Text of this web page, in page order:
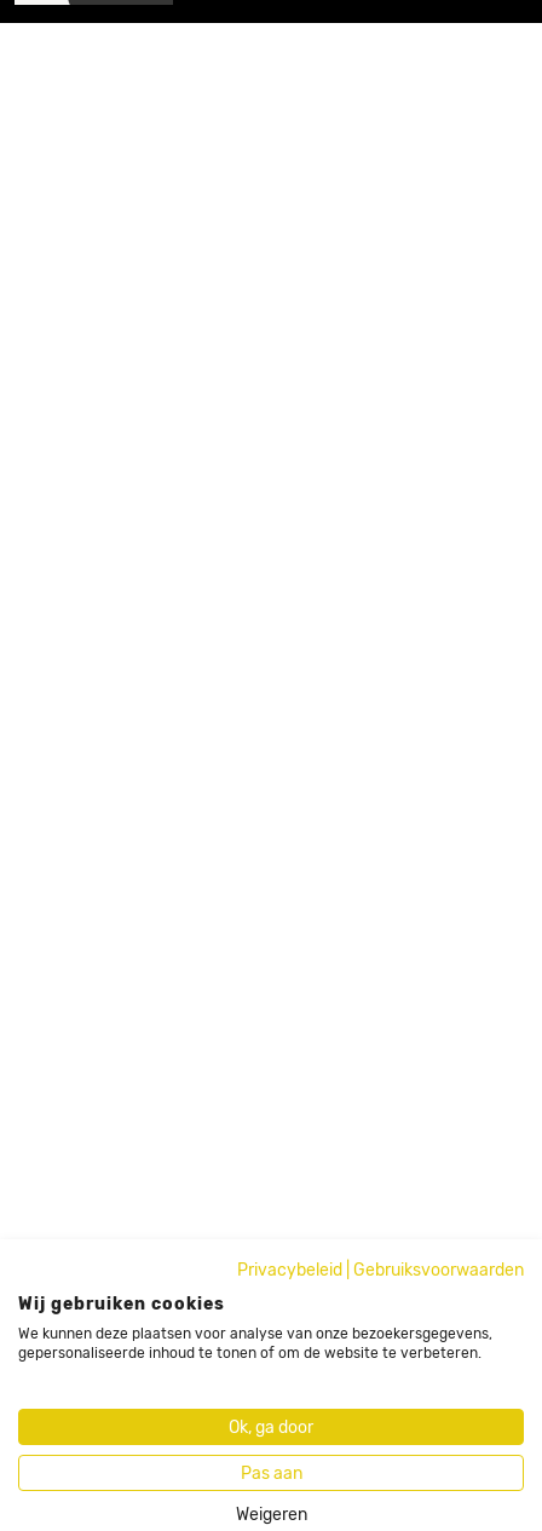
Privacybeleid
Gebruiksvoorwaarden
Wij gebruiken cookies
We kunnen deze plaatsen voor analyse van onze bezoekersgegevens,
gepersonaliseerde inhoud te tonen of om de website te verbeteren.
Ok, ga door
Pas aan
Weigeren